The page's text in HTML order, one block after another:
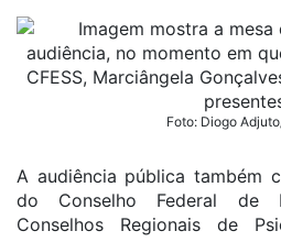
Foto: Diogo
A audiência pública também
do Conselho Federal de
Conselhos Regionais de